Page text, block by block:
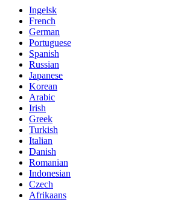
Ingelsk
French
German
Portuguese
Spanish
Russian
Japanese
Korean
Arabic
Irish
Greek
Turkish
Italian
Danish
Romanian
Indonesian
Czech
Afrikaans